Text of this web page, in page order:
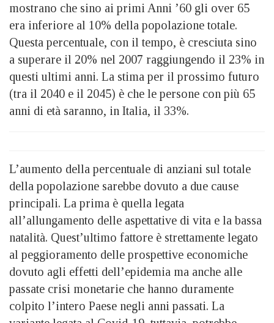
mostrano che sino ai primi Anni ’60 gli over 65
era inferiore al 10% della popolazione totale.
Questa percentuale, con il tempo, è cresciuta sino
a superare il 20% nel 2007 raggiungendo il 23% in
questi ultimi anni. La stima per il prossimo futuro
(tra il 2040 e il 2045) è che le persone con più 65
anni di età saranno, in Italia, il 33%.
L’aumento della percentuale di anziani sul totale
della popolazione sarebbe dovuto a due cause
principali. La prima è quella legata
all’allungamento delle aspettative di vita e la bassa
natalità. Quest’ultimo fattore è strettamente legato
al peggioramento delle prospettive economiche
dovuto agli effetti dell’epidemia ma anche alle
passate crisi monetarie che hanno duramente
colpito l’intero Paese negli anni passati. La